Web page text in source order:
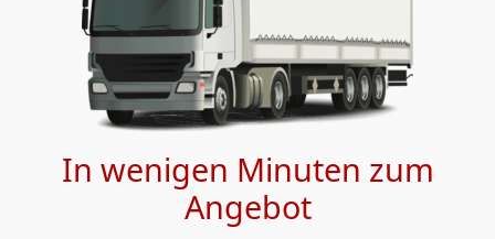
In wenigen Minuten zum
Angebot